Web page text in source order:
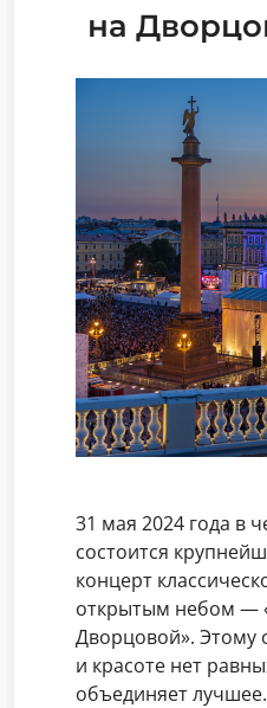
на
31 мая 2024 года в
состоится
концерт
открытым небом —
Дворцовой». Этому
и красоте нет
объединяет лучшее.